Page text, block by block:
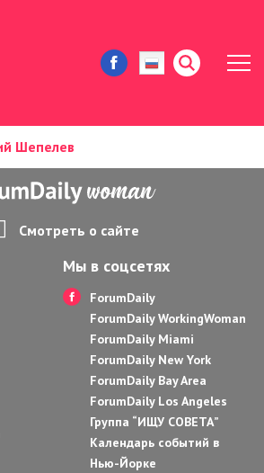
Шепелев
Смотреть о сайте
Мы в соцсетях
ForumDaily
ForumDaily WorkingWoman
ForumDaily Miami
ForumDaily New York
ForumDaily Bay Area
ForumDaily Los Angeles
Группа “ИЩУ СОВЕТА”
Календарь событий в
Нью-Йорке